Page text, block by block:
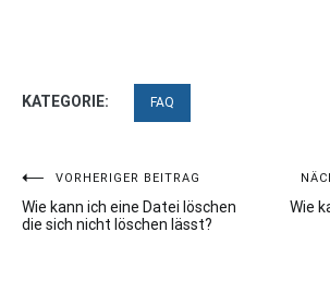
KATEGORIE: FAQ
Beitragsnavigation
VORHERIGER BEITRAG
Wie kann ich eine Datei löschen
die sich nicht löschen lässt?
Wie